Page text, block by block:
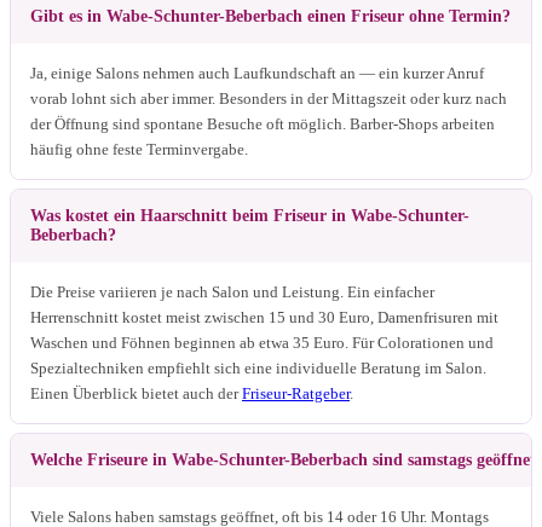
Gibt es in Wabe-Schunter-Beberbach einen Friseur ohne Termin?
Ja, einige Salons nehmen auch Laufkundschaft an — ein kurzer Anruf
vorab lohnt sich aber immer. Besonders in der Mittagszeit oder kurz nach
der Öffnung sind spontane Besuche oft möglich. Barber-Shops arbeiten
häufig ohne feste Terminvergabe.
Was kostet ein Haarschnitt beim Friseur in Wabe-Schunter-
Beberbach?
Die Preise variieren je nach Salon und Leistung. Ein einfacher
Herrenschnitt kostet meist zwischen 15 und 30 Euro, Damenfrisuren mit
Waschen und Föhnen beginnen ab etwa 35 Euro. Für Colorationen und
Spezialtechniken empfiehlt sich eine individuelle Beratung im Salon.
Einen Überblick bietet auch derFriseur-Ratgeber.
Welche Friseure in Wabe-Schunter-Beberbach sind samstags
Viele Salons haben samstags geöffnet, oft bis 14 oder 16 Uhr. Montags